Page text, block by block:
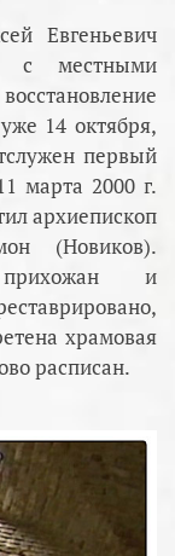
Евгеньевич
с местными
14 октября,
первый
марта 2000 г.
архиепископ
(Новиков).
и
храмовая
расписан.